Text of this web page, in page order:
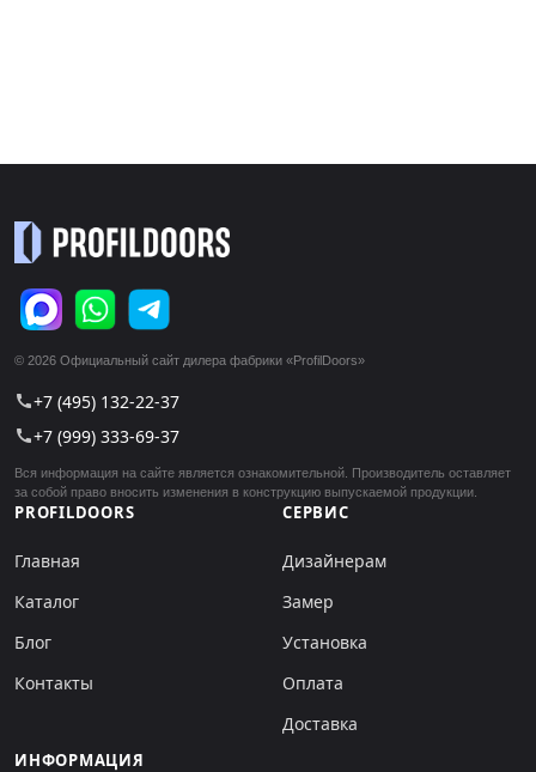
© 2026 Официальный сайт дилера фабрики «ProfilDoors»
call+7 (495) 132-22-37
call+7 (999) 333-69-37
Вся информация на сайте является ознакомительной. Производитель оставляет
за собой право вносить изменения в конструкцию выпускаемой продукции.
PROFILDOORS
Главная
Каталог
Блог
Контакты
СЕРВИС
Дизайнерам
Замер
Установка
Оплата
Доставка
ИНФОРМАЦИЯ